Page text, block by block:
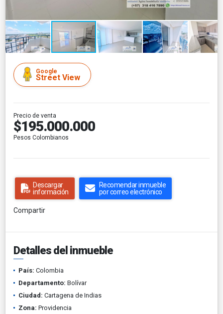
Google
Street View
Precio de venta
$195.000.000
Pesos Colombianos
Descargar
información
Recomendar inmueble
por correo electrónico
Compartir
Detalles del inmueble
País: Colombia
Departamento: Bolívar
Ciudad: Cartagena de Indias
Zona: Providencia